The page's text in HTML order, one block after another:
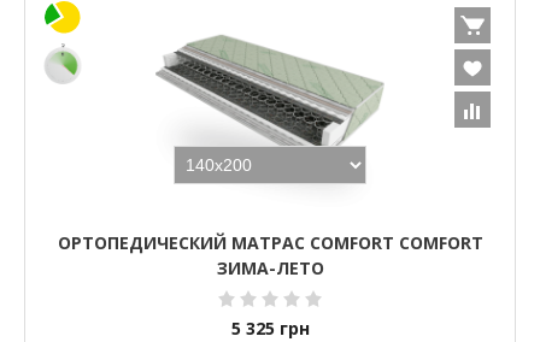
ОРТОПЕДИЧЕСКИЙ МАТРАС COMFORT COMFORT
ЗИМА-ЛЕТО
5 325 грн